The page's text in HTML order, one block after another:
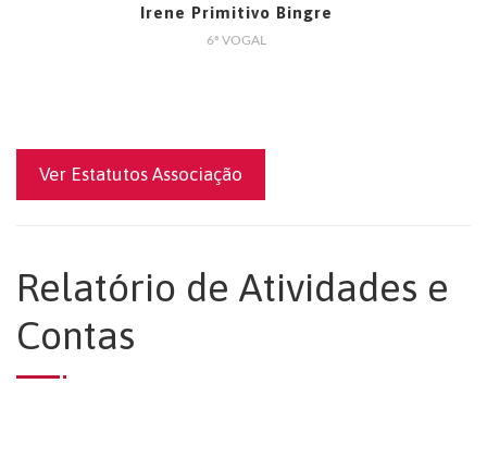
Irene Primitivo Bingre
6ª VOGAL
Ver Estatutos Associação
Relatório de Atividades e
Contas